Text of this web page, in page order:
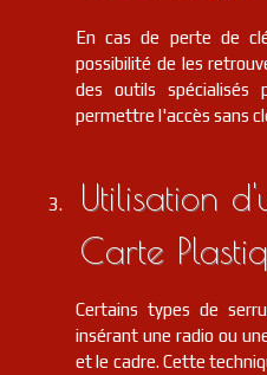
En cas de perte de
possibilité de les
des outils spécialisés
permettre l'accès sans
Utilisation
Carte
Certains types de
insérant une radio ou
et le cadre. Cette